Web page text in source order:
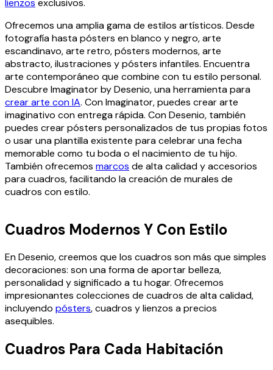
Ofrecemos una amplia gama de estilos artísticos. Desde
fotografía hasta pósters en blanco y negro, arte
escandinavo, arte retro, pósters modernos, arte
abstracto, ilustraciones y pósters infantiles. Encuentra
arte contemporáneo que combine con tu estilo personal.
Descubre Imaginator by Desenio, una herramienta para
crear arte con IA. Con Imaginator, puedes crear arte
imaginativo con entrega rápida. Con Desenio, también
puedes crear pósters personalizados de tus propias fotos
o usar una plantilla existente para celebrar una fecha
memorable como tu boda o el nacimiento de tu hijo.
También ofrecemos marcos de alta calidad y accesorios
para cuadros, facilitando la creación de murales de
cuadros con estilo.
Cuadros Modernos Y Con Estilo
En Desenio, creemos que los cuadros son más que simples
decoraciones: son una forma de aportar belleza,
personalidad y significado a tu hogar. Ofrecemos
impresionantes colecciones de cuadros de alta calidad,
incluyendo pósters, cuadros y lienzos a precios
asequibles.
Cuadros Para Cada Habitación